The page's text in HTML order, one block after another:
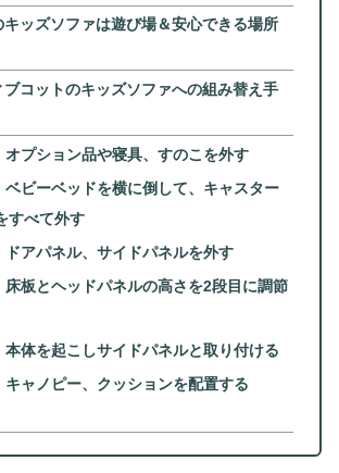
キッズソファは遊び場＆安心できる場所
ブコットのキッズソファへの組み替え手
オプション品や寝具、すのこを外す
ベビーベッドを横に倒して、キャスター
すべて外す
ドアパネル、サイドパネルを外す
床板とヘッドパネルの高さを2段目に調節
本体を起こしサイドパネルと取り付ける
キャノピー、クッションを配置する